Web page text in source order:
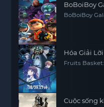
BoBoiBoy
BoBoiBoy
Hóa Giải
Fruits
Cuộc sống